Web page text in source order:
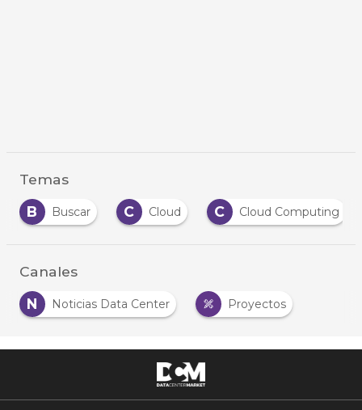
Temas
Buscar Cloud Cloud Computing
Canales
N
Noticias Data Center Proyectos